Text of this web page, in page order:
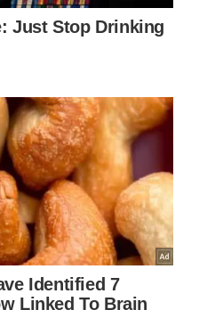
Martini no YouTubeensina